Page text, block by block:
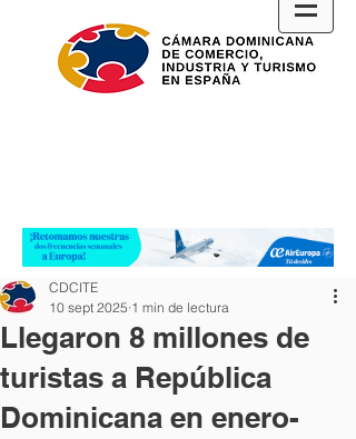
Llegaron 8 millones de
turistas a República
Dominicana en enero-
CDCITE
10 sept 2025 1 min de lectura